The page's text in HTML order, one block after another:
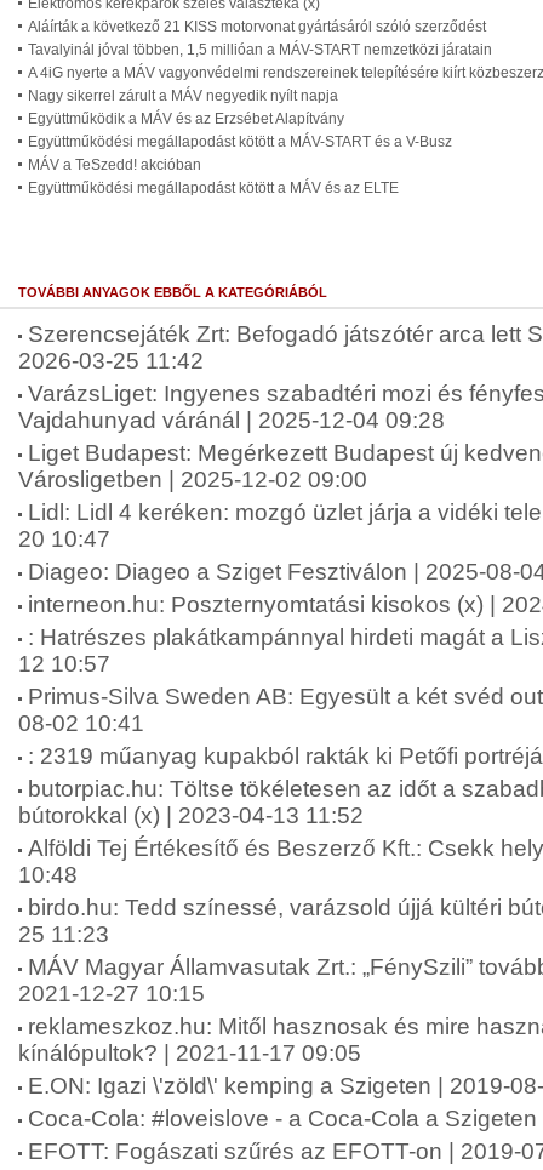
Elektromos kerékpárok széles választéka (x)
Aláírták a következő 21 KISS motorvonat gyártásáról szóló szerződést
Tavalyinál jóval többen, 1,5 millióan a MÁV-START nemzetközi járatain
A 4iG nyerte a MÁV vagyonvédelmi rendszereinek telepítésére kiírt
Nagy sikerrel zárult a MÁV negyedik nyílt napja
Együttműködik a MÁV és az Erzsébet Alapítvány
Együttműködési megállapodást kötött a MÁV-START és a V-Busz
MÁV a TeSzedd! akcióban
Együttműködési megállapodást kötött a MÁV és az ELTE
TOVÁBBI ANYAGOK EBBŐL A KATEGÓRIÁBÓL
Szerencsejáték Zrt: Befogadó játszótér arca lett
2026-03-25 11:42
VarázsLiget: Ingyenes szabadtéri mozi és
Vajdahunyad váránál | 2025-12-04 09:28
Liget Budapest: Megérkezett Budapest új
Városligetben | 2025-12-02 09:00
Lidl: Lidl 4 keréken: mozgó üzlet járja a vidéki
20 10:47
Diageo: Diageo a Sziget Fesztiválon | 2025-08-
interneon.hu: Poszternyomtatási kisokos (x) |
: Hatrészes plakátkampánnyal hirdeti magát a
12 10:57
Primus-Silva Sweden AB: Egyesült a két svéd
08-02 10:41
: 2319 műanyag kupakból rakták ki Petőfi
butorpiac.hu: Töltse tökéletesen az időt a
bútorokkal (x) | 2023-04-13 11:52
Alföldi Tej Értékesítő és Beszerző Kft.: Csekk
10:48
birdo.hu: Tedd színessé, varázsold újjá kültéri
25 11:23
MÁV Magyar Államvasutak Zrt.: „FénySzili”
2021-12-27 10:15
reklameszkoz.hu: Mitől hasznosak és mire
kínálópultok? | 2021-11-17 09:05
E.ON: Igazi \'zöld\' kemping a Szigeten | 2019-
Coca-Cola: #loveislove - a Coca-Cola a
EFOTT: Fogászati szűrés az EFOTT-on | 2019-